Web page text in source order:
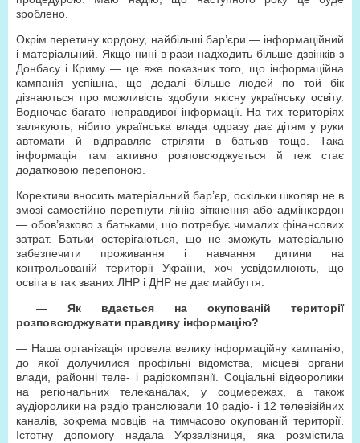
зроблено.
Окрім перетину кордону, найбільші бар’єри — інформаційний
і матеріальний. Якщо нині в рази надходить більше дзвінків з
Донбасу і Криму — це вже показник того, що інформаційна
кампанія успішна, що дедалі більше людей по той бік
дізнаються про можливість здобути якісну українську освіту.
Водночас багато неправдивої інформації. На тих територіях
залякують, нібито українська влада одразу дає дітям у руки
автомати й відправляє стріляти в батьків тощо. Така
інформація там активно розповсюджується й теж стає
додатковою перепоною.
Корективи вносить матеріальний бар’єр, оскільки школяр не в
змозі самостійно перетнути лінію зіткнення або адмінкордон
— обов’язково з батьками, що потребує чималих фінансових
затрат. Батьки остерігаються, що не зможуть матеріально
забезпечити проживання і навчання дитини на
контрольованій території України, хоч усвідомлюють, що
освіта в так званих ЛНР і ДНР не дає майбуття.
— Як вдається на окупованій території
розповсюджувати правдиву інформацію?
— Наша організація провела велику інформаційну кампанію,
до якої долучилися профільні відомства, місцеві органи
влади, районні теле- і радіокомпанії. Соціальні відеоролики
на регіональних телеканалах, у соцмережах, а також
аудіоролики на радіо транслювали 10 радіо- і 12 телевізійних
каналів, зокрема мовців на тимчасово окупованій території.
Істотну допомогу надала Укрзалізниця, яка розмістила